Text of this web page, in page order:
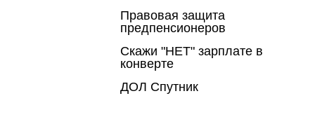
Правовая защита
предпенсионеров
Скажи "НЕТ" зарплате в
конверте
ДОЛ Спутник